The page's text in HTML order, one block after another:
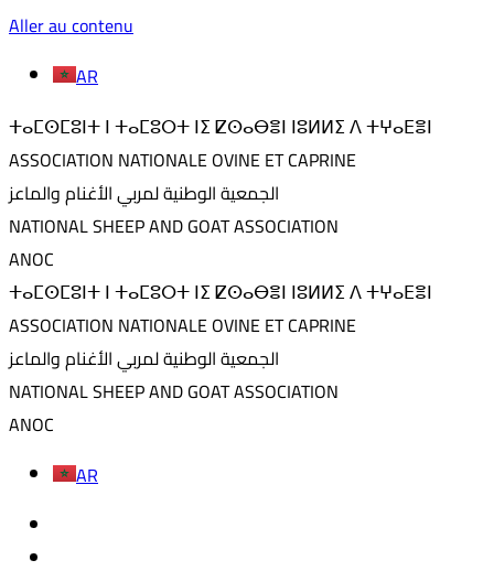
Aller au contenu
AR
ⵜⴰⵎⵙⵎⵓⵏⵜ ⵏ ⵜⴰⵎⵓⵔⵜ ⵏⵉ ⵇⵙⴰⴱⴻⵏ ⵏⵓⵍⵍⵉ ⴷ ⵜⵖⴰⴹⴻⵏ
ASSOCIATION NATIONALE OVINE ET CAPRINE
الجمعية الوطنية لمربي الأغنام والماعز
NATIONAL SHEEP AND GOAT ASSOCIATION
ANOC
ⵜⴰⵎⵙⵎⵓⵏⵜ ⵏ ⵜⴰⵎⵓⵔⵜ ⵏⵉ ⵇⵙⴰⴱⴻⵏ ⵏⵓⵍⵍⵉ ⴷ ⵜⵖⴰⴹⴻⵏ
ASSOCIATION NATIONALE OVINE ET CAPRINE
الجمعية الوطنية لمربي الأغنام والماعز
NATIONAL SHEEP AND GOAT ASSOCIATION
ANOC
AR